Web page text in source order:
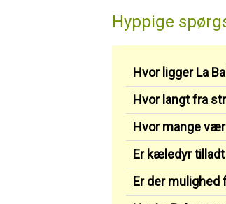
Hyppige
Hvor ligger La
Hvor langt fra
Hvor mange
Er kæledyr tilladt
Er der mulighed